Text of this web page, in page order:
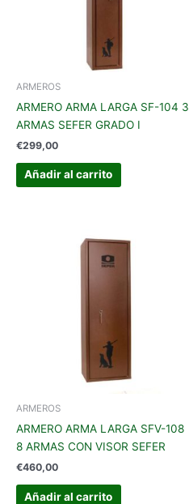
ARMEROS
ARMERO ARMA LARGA SF-104 3
ARMAS SEFER GRADO I
€299,00
Añadir al carrito
ARMEROS
ARMERO ARMA LARGA SFV-108
8 ARMAS CON VISOR SEFER
€460,00
Añadir al carrito